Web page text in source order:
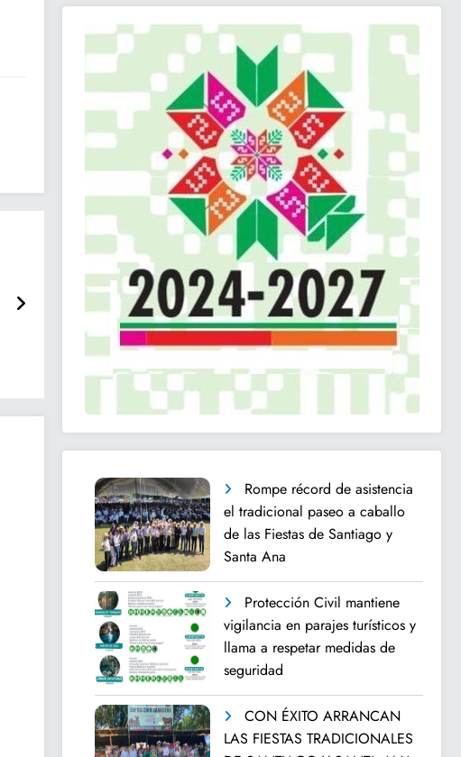
Rompe récord de asistencia
el tradicional paseo a caballo
de las Fiestas de Santiago y
Santa Ana
Protección Civil mantiene
vigilancia en parajes turísticos y
llama a respetar medidas de
seguridad
CON ÉXITO ARRANCAN
LAS FIESTAS TRADICIONALES